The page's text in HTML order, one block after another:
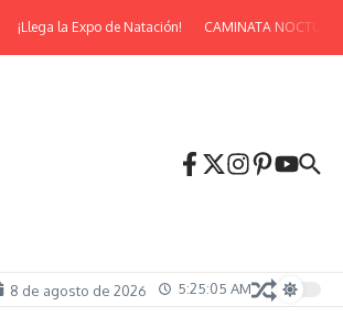
la Expo de Natación! CAMINATA NOCTURNA
8 de agosto de 2026 5:25:05 AM